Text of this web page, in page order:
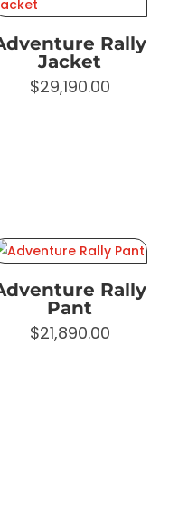
Rally
Jacket
$29,190.00
Rally
Pant
$21,890.00